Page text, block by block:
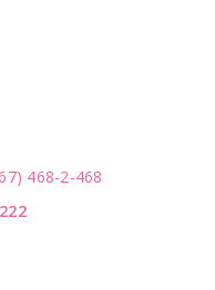
468-2-468